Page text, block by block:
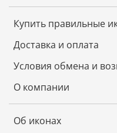
Не требует
Икона не требует
Она не темнеет от
смахивать с нее пыль
царапин. И икона
Купить правильные
Доставка и оплата
Условия обмена и
О компании
Об иконах